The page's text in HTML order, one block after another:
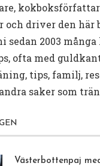
och driver den här
sedan 2003 många
ofta med
tips, familj,
saker som
Västerbottenpaj